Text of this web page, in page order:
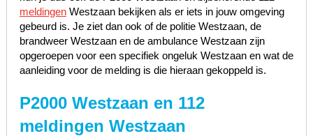
meldingenWestzaan bekijken als er iets in jouw omgeving
gebeurd is. Je ziet dan ook of de politie Westzaan, de
brandweer Westzaan en de ambulance Westzaan zijn
opgeroepen voor een specifiek ongeluk Westzaan en wat de
aanleiding voor de melding is die hieraan gekoppeld is.
P2000 Westzaan en 112
meldingen Westzaan